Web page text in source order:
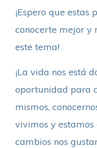
¡Espero que estas
conocerte mejor y
este tema!
¡La vida nos está
oportunidad para
mismos,
vivimos y
cambios nos